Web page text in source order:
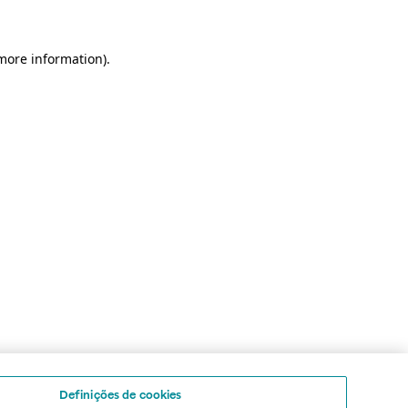
information).
Definições de cookies